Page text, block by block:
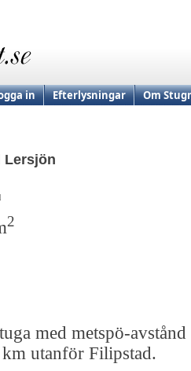
in Efterlysningar Om
Lersjön
2
med metspö-avstånd
utanför Filipstad.